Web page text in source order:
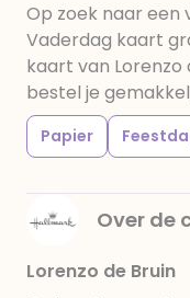
Op zoek naar een
Vaderdag kaart
kaart van
bestel je
Papier
Over de
Lorenzo de Bruin